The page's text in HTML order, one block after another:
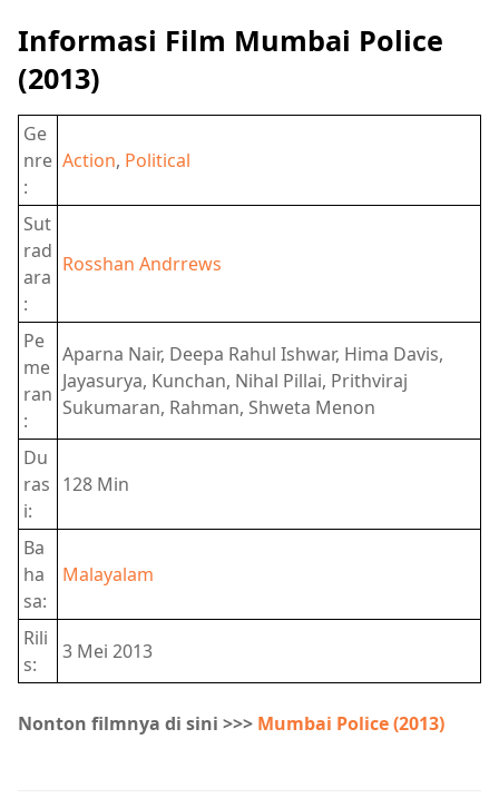
Informasi Film Mumbai Police
(2013)
Ge
nre
:
Action, Political
Sut
rad
ara
:
Rosshan Andrrews
Pe
me
ran
:
Aparna Nair, Deepa Rahul Ishwar, Hima Davis,
Jayasurya, Kunchan, Nihal Pillai, Prithviraj
Sukumaran, Rahman, Shweta Menon
Du
ras
i:
128 Min
Ba
ha
sa:
Malayalam
Rili
s:
3 Mei 2013
Nonton filmnya di sini >>> Mumbai Police (2013)